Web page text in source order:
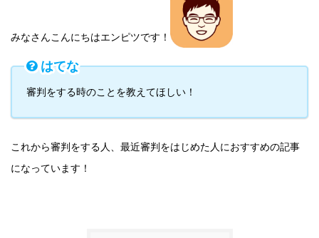
みなさんこんにちはエンピツです！
はてな
審判をする時のことを教えてほしい！
これから審判をする人、最近審判をはじめた人におすすめの記事
になっています！